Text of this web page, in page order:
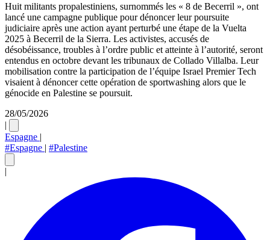
Huit militants propalestiniens, surnommés les « 8 de Becerril », ont
lancé une campagne publique pour dénoncer leur poursuite
judiciaire après une action ayant perturbé une étape de la Vuelta
2025 à Becerril de la Sierra. Les activistes, accusés de
désobéissance, troubles à l’ordre public et atteinte à l’autorité, seront
entendus en octobre devant les tribunaux de Collado Villalba. Leur
mobilisation contre la participation de l’équipe Israel Premier Tech
visaient à dénoncer cette opération de sportwashing alors que le
génocide en Palestine se poursuit.
28/05/2026
|
Espagne |
#Espagne | #Palestine
|